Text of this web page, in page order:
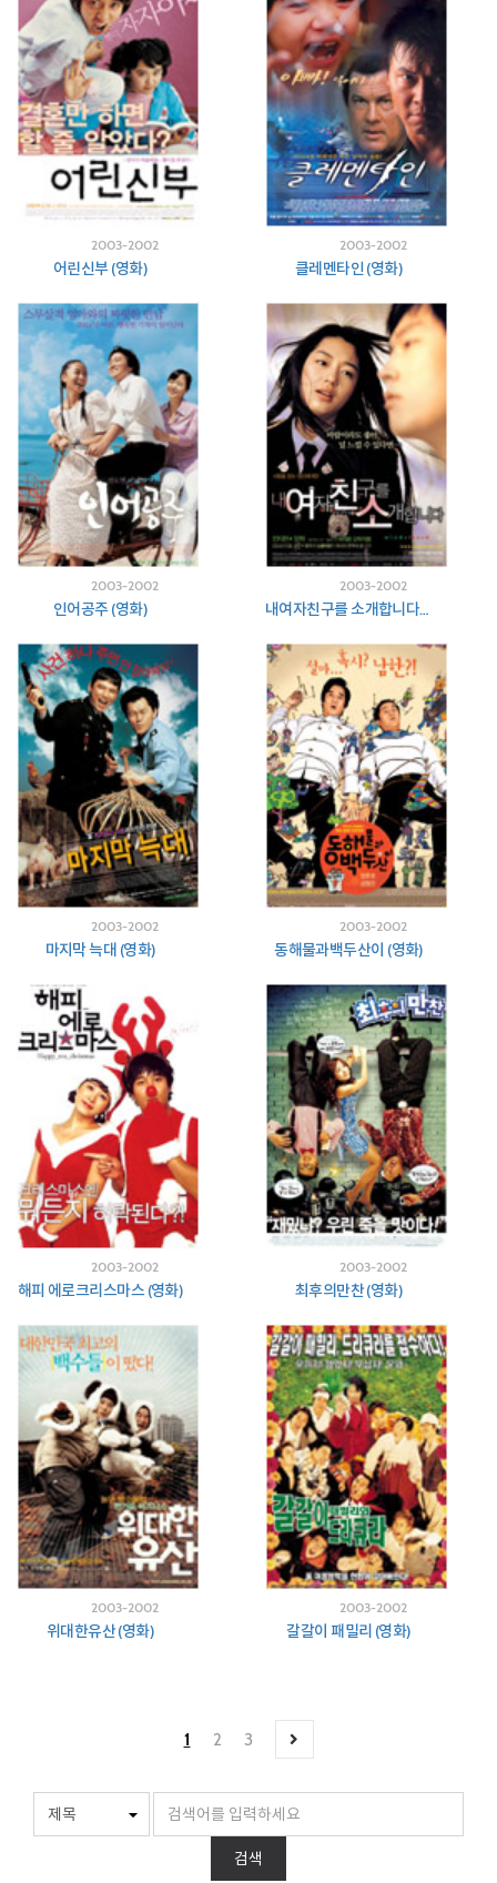
2003-2002
어린신부 (영화)
2003-2002
클레멘타인 (영화)
2003-2002
인어공주 (영화)
2003-2002
내여자친구를 소개합니다 (영화)
2003-2002
마지막 늑대 (영화)
2003-2002
동해물과백두산이 (영화)
2003-2002
해피 에로크리스마스 (영화)
2003-2002
최후의만찬 (영화)
2003-2002
위대한유산 (영화)
2003-2002
갈갈이 패밀리 (영화)
1 2 3
검색